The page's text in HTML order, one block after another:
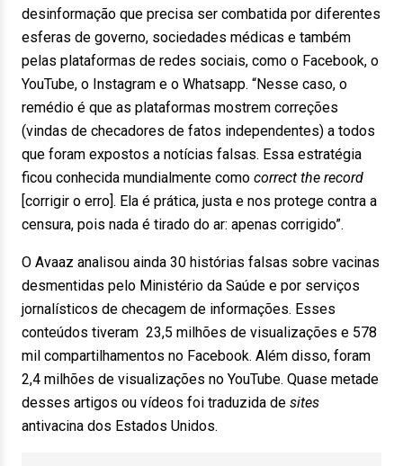
desinformação que precisa ser combatida por diferentes
esferas de governo, sociedades médicas e também
pelas plataformas de redes sociais, como o Facebook, o
YouTube, o Instagram e o Whatsapp. “Nesse caso, o
remédio é que as plataformas mostrem correções
(vindas de checadores de fatos independentes) a todos
que foram expostos a notícias falsas. Essa estratégia
ficou conhecida mundialmente como correct the record
[corrigir o erro]. Ela é prática, justa e nos protege contra a
censura, pois nada é tirado do ar: apenas corrigido”.
O Avaaz analisou ainda 30 histórias falsas sobre vacinas
desmentidas pelo Ministério da Saúde e por serviços
jornalísticos de checagem de informações. Esses
conteúdos tiveram 23,5 milhões de visualizações e 578
mil compartilhamentos no Facebook. Além disso, foram
2,4 milhões de visualizações no YouTube. Quase metade
desses artigos ou vídeos foi traduzida de sites
antivacina dos Estados Unidos.